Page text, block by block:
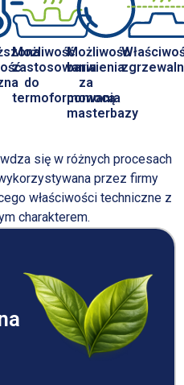
Możliwość
zastosowania
do
termoformowania
Możliwość
barwienia
za
pomocą
masterbazy
się w różnych procesach
przez firmy
właściwości techniczne z
charakterem.